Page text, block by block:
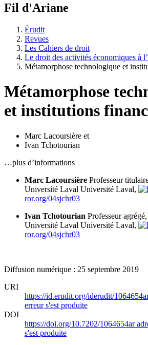
Fil d'Ariane
Érudit
Revues
Les Cahiers de droit
Le droit des activités économiques à
Métamorphose technologique et
Métamorphose
et institutions
Marc Lacoursière et
Ivan Tchotourian
…plus d’informations
Marc Lacoursière Professeur
Université Laval Université Laval,
ror.org/04sjchr03
Ivan Tchotourian Professeur
Université Laval Université Laval,
ror.org/04sjchr03
Diffusion numérique : 25 septembre 2019
URI
https://id.erudit.org/iderudit/
erreur s'est produite
DOI
https://doi.org/10.7202/1064654ar
s'est produite